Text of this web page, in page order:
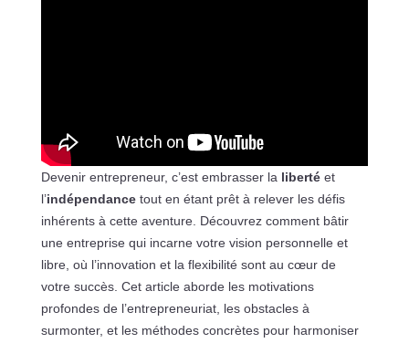
Devenir entrepreneur, c’est embrasser la libertéet
l’indépendancetout en étant prêt à relever les défis
inhérents à cette aventure. Découvrez comment bâtir
une entreprise qui incarne votre vision personnelle et
libre, où l’innovation et la flexibilité sont au cœur de
votre succès. Cet article aborde les motivations
profondes de l’entrepreneuriat, les obstacles à
surmonter, et les méthodes concrètes pour harmoniser